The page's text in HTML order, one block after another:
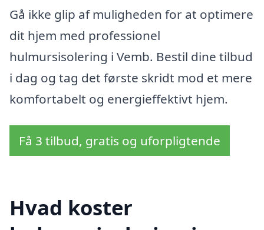
Gå ikke glip af muligheden for at optimere
dit hjem med professionel
hulmursisolering i Vemb. Bestil dine tilbud
i dag og tag det første skridt mod et mere
komfortabelt og energieffektivt hjem.
Få 3 tilbud, gratis og uforpligtende
Hvad koster